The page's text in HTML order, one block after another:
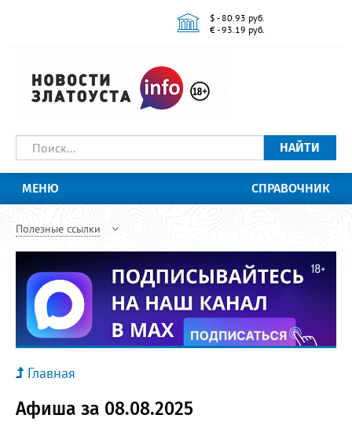
$ - 80.93 руб.
€ - 93.19 руб.
НАЙТИ
МЕНЮ СПРАВОЧНИК
Полезные ссылки
Главная
Афиша за 08.08.2025